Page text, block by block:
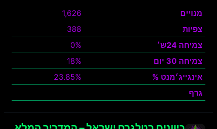
מנויים
1,626
צפיות
388
צמיחה 24ש׳
0%
צמיחה 30 יום
18%
אינגייג׳מנט %
23.85%
גרף